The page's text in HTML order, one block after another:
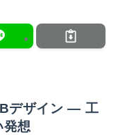
デザイン ― 工
想